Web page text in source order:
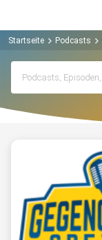
Startseite Podcasts